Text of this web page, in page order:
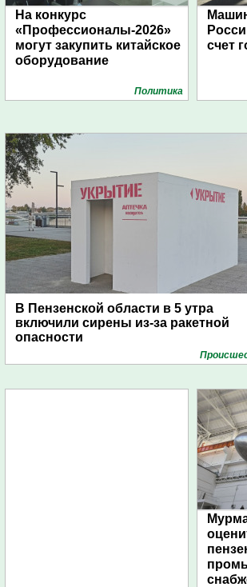
На конкурс
«Профессионалы-2026»
могут закупить китайское
оборудование
Политика
счет
В Пензенской области в 5 утра
включили сирены из-за ракетной
опасности